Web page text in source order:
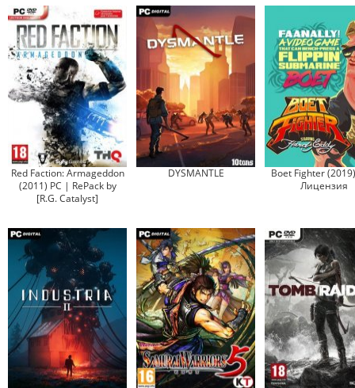
Red Faction: Armageddon
(2011) PC | RePack by
[R.G. Catalyst]
DYSMANTLE
Boet Fighter
Лицензия